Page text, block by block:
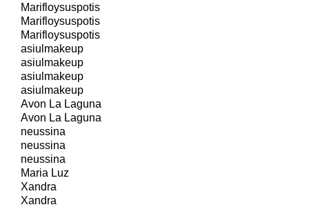
Marifloysuspotis
Marifloysuspotis
Marifloysuspotis
asiulmakeup
asiulmakeup
asiulmakeup
asiulmakeup
Avon La Laguna
Avon La Laguna
neussina
neussina
neussina
Maria Luz
Xandra
Xandra